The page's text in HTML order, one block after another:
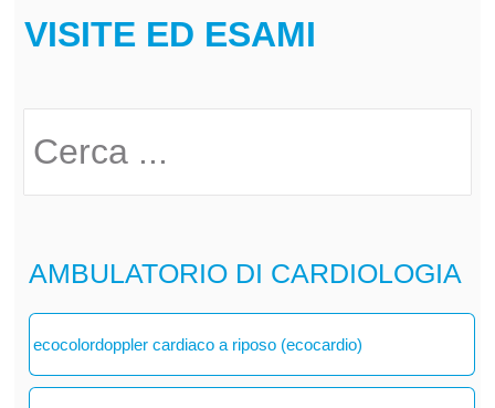
VISITE ED ESAMI
AMBULATORIO DI CARDIOLOGIA
ecocolordoppler cardiaco a riposo (ecocardio)